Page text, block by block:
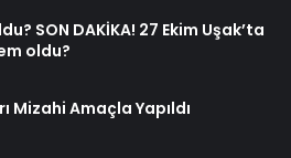
SON DAKİKA! 27 Ekim Uşak’ta
oldu?
Mizahi Amaçla Yapıldı